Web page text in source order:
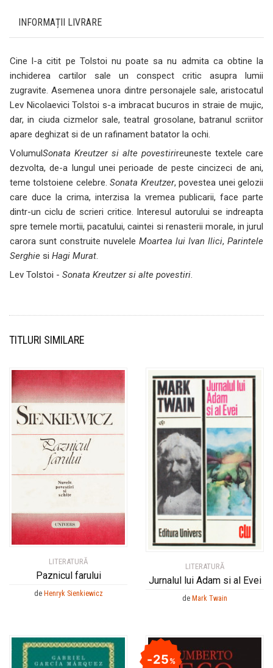
INFORMAȚII LIVRARE
Cine l-a citit pe Tolstoi nu poate sa nu admita ca obtine la
inchiderea cartilor sale un conspect critic asupra lumii
zugravite. Asemenea unora dintre personajele sale, aristocatul
Lev Nicolaevici Tolstoi s-a imbracat bucuros in straie de mujic,
dar, in ciuda cizmelor sale, teatral grosolane, batranul scriitor
apare deghizat si de un rafinament batator la ochi.
Volumul Sonata Kreutzer si alte povestirireuneste textele care
dezvolta, de-a lungul unei perioade de peste cincizeci de ani,
teme tolstoiene celebre.Sonata Kreutzer, povestea unei gelozii
care duce la crima, interzisa la vremea publicarii, face parte
dintr-un ciclu de scrieri critice. Interesul autorului se indreapta
spre temele mortii, pacatului, caintei si renasterii morale, in jurul
carora sunt construite nuvelele Moartea lui Ivan Ilici, Parintele
Serghie si Hagi Murat.
Lev Tolstoi - Sonata Kreutzer si alte povestiri.
TITLURI SIMILARE
LITERATURĂ
Paznicul farului
de Henryk Sienkiewicz
LITERATURĂ
Jurnalul lui Adam si al Evei
de Mark Twain
25%